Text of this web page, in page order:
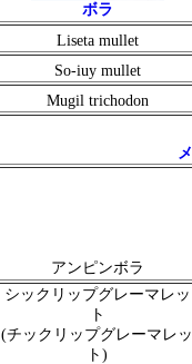
ボラ
Liseta mullet
So-iuy mullet
Mugil trichodon
アンピンボラ
シックリップグレーマレッ
ト
(チックリップグレーマレッ
ト)